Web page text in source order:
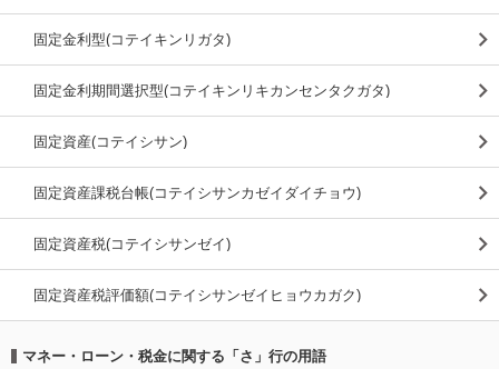
固定金利型(コテイキンリガタ)
固定金利期間選択型(コテイキンリキカンセンタクガタ)
固定資産(コテイシサン)
固定資産課税台帳(コテイシサンカゼイダイチョウ)
固定資産税(コテイシサンゼイ)
固定資産税評価額(コテイシサンゼイヒョウカガク)
マネー・ローン・税金に関する「さ」行の用語